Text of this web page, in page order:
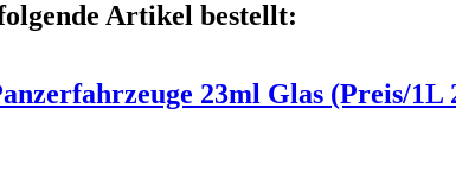
Artikel bestellt:
23ml Glas (Preis/1L